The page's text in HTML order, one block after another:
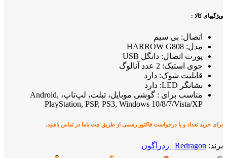
ویژگیهای کالا :
اتصال: بی سیم
مدل: HARROW G808
پورت اتصال: دانگل USB
جوی استیک: 2 عدد آنالوگ
قابلیت شوک: دارد
نشانگر LED: دارد
مناسب برای : گوشی موبایل، تبلت، لپ‌تاپ، Android,
PlayStation, PSP, PS3, Windows 10/8/7/Vista/XP
برای خرید تعداد و یا درخواست فاکتور رسمی از طریق چت باما در تماس باشید.
برند: Redragon | ردراگون